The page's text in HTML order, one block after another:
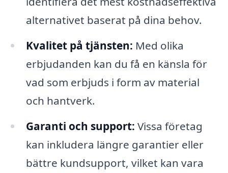
alternativet baserat på dina behov.
Kvalitet på tjänsten: Med olika
erbjudanden kan du få en känsla för
vad som erbjuds i form av material
och hantverk.
Garanti och support: Vissa företag
kan inkludera längre garantier eller
bättre kundsupport, vilket kan vara